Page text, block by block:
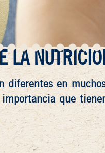
LA
diferentes en
que